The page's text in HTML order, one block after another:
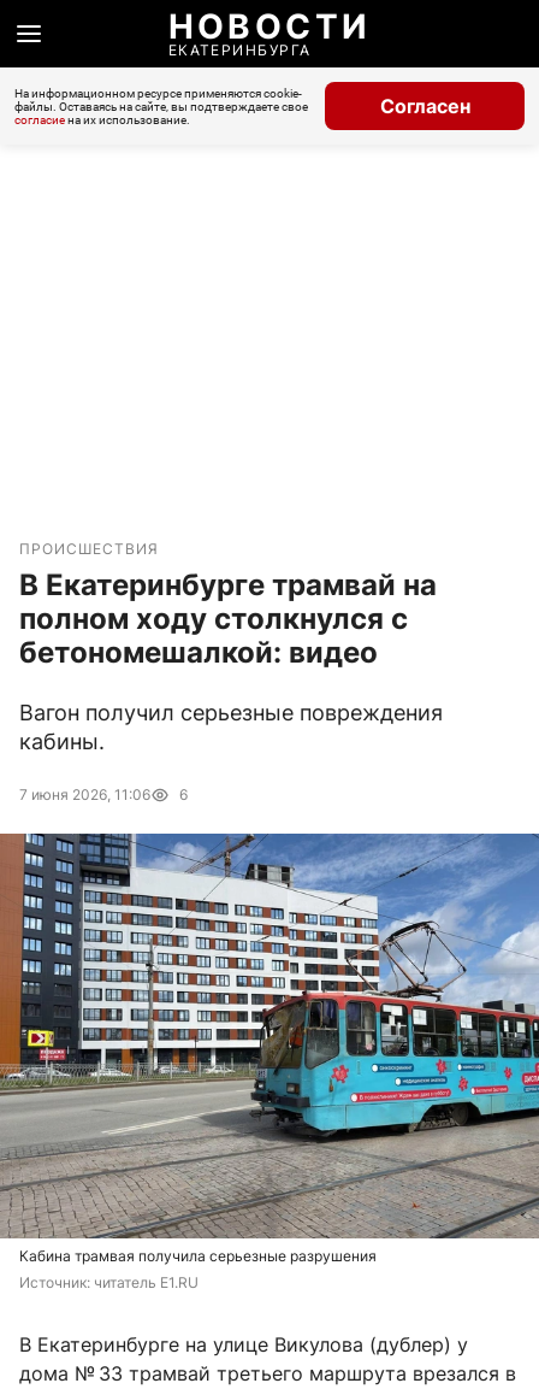
НОВОСТИ
ЕКАТЕРИНБУРГА
На информационном ресурсе применяются cookie-
файлы. Оставаясь на сайте, вы подтверждаете свое
согласиена их использование.
Согласен
ПРОИСШЕСТВИЯ
В Екатеринбурге трамвай на
полном ходу столкнулся с
бетономешалкой: видео
Вагон получил серьезные повреждения
кабины.
7 июня 2026, 11:06 6
Кабина трамвая получила серьезные разрушения
Источник: читатель E1.RU
В Екатеринбурге на улице Викулова (дублер) у
дома № 33 трамвай третьего маршрута врезался в